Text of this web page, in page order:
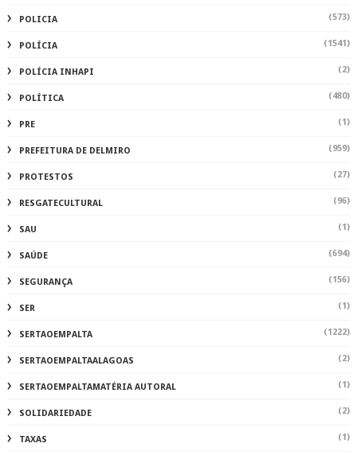
POLICIA (573)
POLÍCIA (1541)
POLÍCIA INHAPI (2)
POLÍTICA (480)
PRE (1)
PREFEITURA DE DELMIRO (959)
PROTESTOS (27)
RESGATECULTURAL (96)
SAU (1)
SAÚDE (694)
SEGURANÇA (156)
SER (1)
SERTAOEMPALTA (1222)
SERTAOEMPALTAALAGOAS (2)
SERTAOEMPALTAMATÉRIA AUTORAL (1)
SOLIDARIEDADE (2)
TAXAS (1)